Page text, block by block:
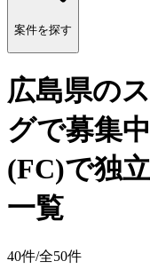
案件を探す
広島県の
グで募集
(FC)で独
一覧
40件/全50件